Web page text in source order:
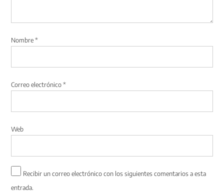
Nombre*
Correo electrónico*
Web
Recibir un correo electrónico con los siguientes comentarios a esta
entrada.